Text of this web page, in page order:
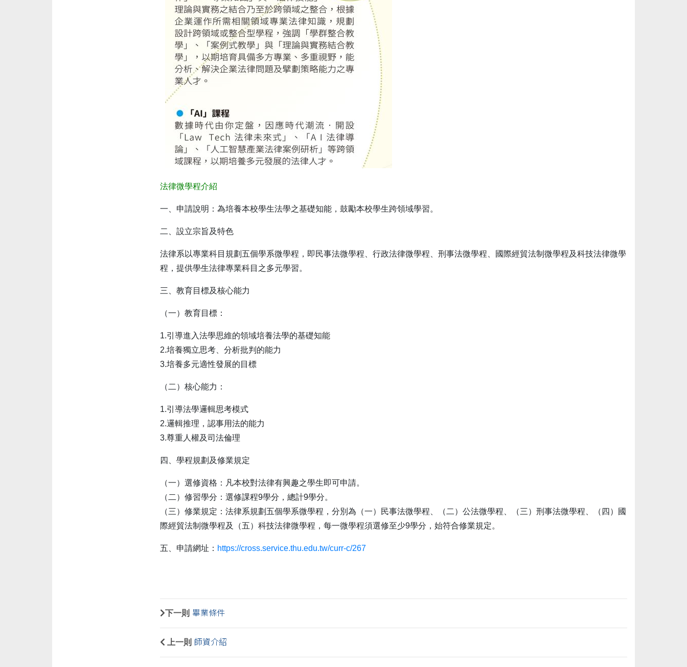
法律微學程介紹
一、申請說明：為培養本校學生法學之基礎知能，鼓勵本校學生跨領域學習。
二、設立宗旨及特色
法律系以專業科目規劃五個學系微學程，即民事法微學程、行政法律微學程、刑事法微學程、國際經貿法制微學程及科技法律微學
程，提供學生法律專業科目之多元學習。
三、教育目標及核心能力
（一）教育目標：
1.引導進入法學思維的領域培養法學的基礎知能
2.培養獨立思考、分析批判的能力
3.培養多元適性發展的目標
（二）核心能力：
1.引導法學邏輯思考模式
2.邏輯推理，認事用法的能力
3.尊重人權及司法倫理
四、學程規劃及修業規定
（一）選修資格：凡本校對法律有興趣之學生即可申請。
（二）修習學分：選修課程9學分，總計9學分。
（三）修業規定：法律系規劃五個學系微學程，分別為（一）民事法微學程、（二）公法微學程、（三）刑事法微學程、（四）國
際經貿法制微學程及（五）科技法律微學程，每一微學程須選修至少9學分，始符合修業規定。
五、申請網址： https://cross.service.thu.edu.tw/curr-c/267
下一則 畢業條件
上一則 師資介紹